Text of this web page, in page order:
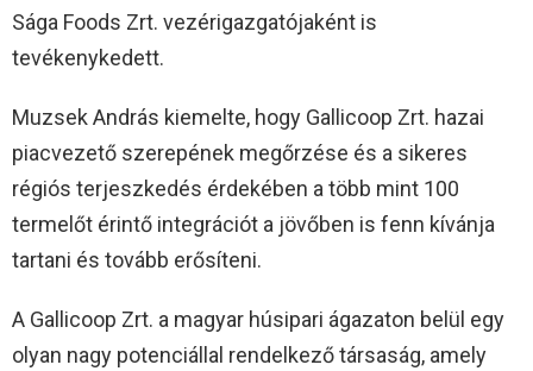
Sága Foods Zrt. vezérigazgatójaként is
tevékenykedett.
Muzsek András kiemelte, hogy Gallicoop Zrt. hazai
piacvezető szerepének megőrzése és a sikeres
régiós terjeszkedés érdekében a több mint 100
termelőt érintő integrációt a jövőben is fenn kívánja
tartani és tovább erősíteni.
A Gallicoop Zrt. a magyar húsipari ágazaton belül egy
olyan nagy potenciállal rendelkező társaság, amely